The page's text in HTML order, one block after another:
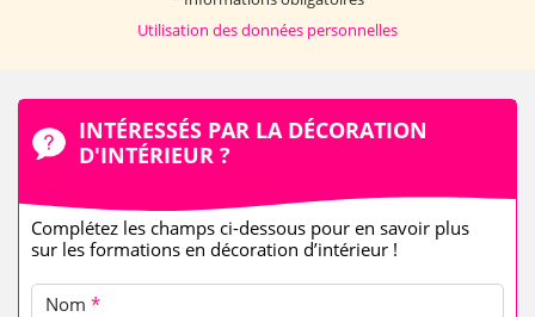
Utilisation des données personnelles
INTÉRESSÉS PAR LA DÉCORATION
D'INTÉRIEUR ?
Complétez les champs ci-dessous pour en savoir plus
sur les formations en décoration d’intérieur !
Nom *